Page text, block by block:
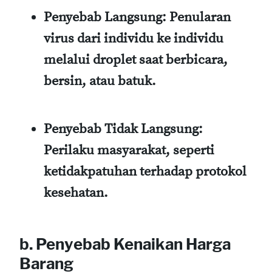
Penyebab Langsung: Penularan
virus dari individu ke individu
melalui droplet saat berbicara,
bersin, atau batuk.
Penyebab Tidak Langsung:
Perilaku masyarakat, seperti
ketidakpatuhan terhadap protokol
kesehatan.
b. Penyebab Kenaikan Harga
Barang